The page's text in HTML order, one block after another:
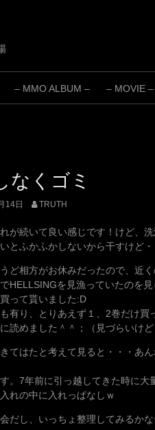
– MMO ALBUM – – MOVIE –
なくゴミ
14日 TRUTH
が続いて良い感じです！けど、
とふかふかしないから干すけど・
ど相方がお休みだったので、近
HELLSINGを見漁っていたのを
って貰いました:D
有り、とりあえず１、2巻だけ
読めました＾＾；（見づらいけど
てはたと考えて見ると・・・あ
。7年前に引っ越してきた時に大
れの中に入れっぱなしｗ
だし、いっちょ整理してみるか